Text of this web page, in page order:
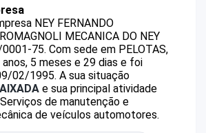
NEY FERNANDO
MECANICA DO NEY
75. Com sede em PELOTAS,
anos, 5 meses e 29 dias e foi
02/1995. A sua situação
e sua principal atividade
de manutenção e
de veículos automotores.